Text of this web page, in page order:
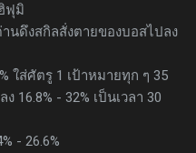
ฟุมิ
นดึงสกิลสั่งตายของบอสไปลง
ใส่ศัตรู 1 เป้าหมายทุก ๆ 35
16.8% - 32% เป็นเวลา 30
- 26.6%